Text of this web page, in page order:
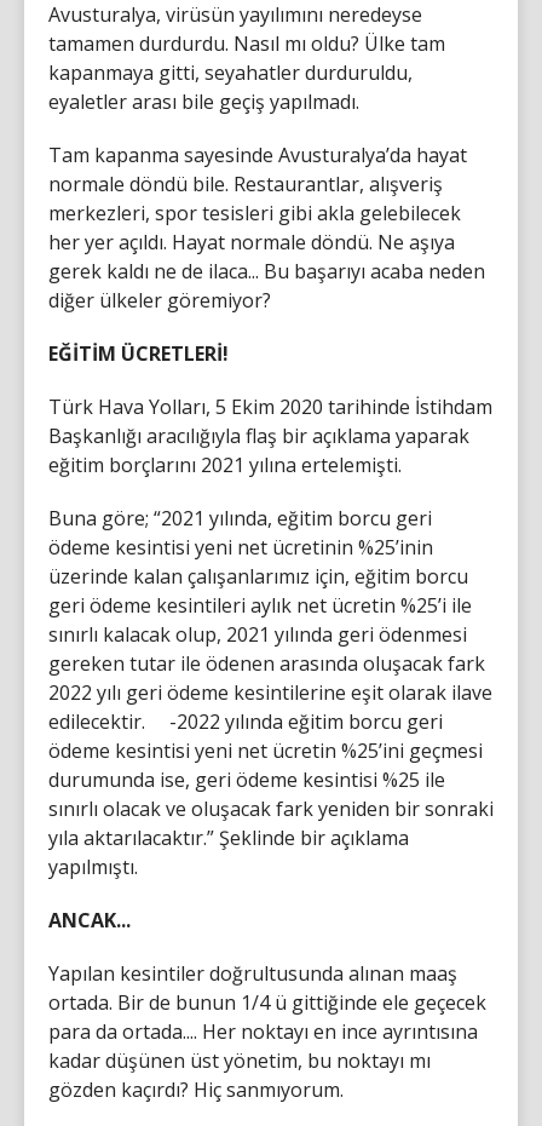
Avusturalya, virüsün yayılımını neredeyse
tamamen durdurdu. Nasıl mı oldu? Ülke tam
kapanmaya gitti, seyahatler durduruldu,
eyaletler arası bile geçiş yapılmadı.
Tam kapanma sayesinde Avusturalya’da hayat
normale döndü bile. Restaurantlar, alışveriş
merkezleri, spor tesisleri gibi akla gelebilecek
her yer açıldı. Hayat normale döndü. Ne aşıya
gerek kaldı ne de ilaca... Bu başarıyı acaba neden
diğer ülkeler göremiyor?
EĞİTİM ÜCRETLERİ!
Türk Hava Yolları, 5 Ekim 2020 tarihinde İstihdam
Başkanlığı aracılığıyla flaş bir açıklama yaparak
eğitim borçlarını 2021 yılına ertelemişti.
Buna göre; “2021 yılında, eğitim borcu geri
ödeme kesintisi yeni net ücretinin %25’inin
üzerinde kalan çalışanlarımız için, eğitim borcu
geri ödeme kesintileri aylık net ücretin %25’i ile
sınırlı kalacak olup, 2021 yılında geri ödenmesi
gereken tutar ile ödenen arasında oluşacak fark
2022 yılı geri ödeme kesintilerine eşit olarak ilave
edilecektir. -2022 yılında eğitim borcu geri
ödeme kesintisi yeni net ücretin %25’ini geçmesi
durumunda ise, geri ödeme kesintisi %25 ile
sınırlı olacak ve oluşacak fark yeniden bir sonraki
yıla aktarılacaktır.” Şeklinde bir açıklama
yapılmıştı.
ANCAK...
Yapılan kesintiler doğrultusunda alınan maaş
ortada. Bir de bunun 1/4 ü gittiğinde ele geçecek
para da ortada.... Her noktayı en ince ayrıntısına
kadar düşünen üst yönetim, bu noktayı mı
gözden kaçırdı? Hiç sanmıyorum.